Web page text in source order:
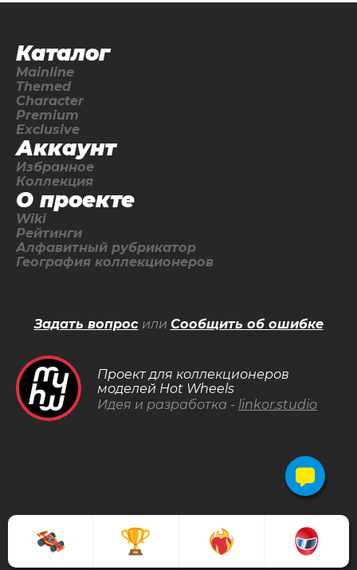
Каталог
Mainline
Themed
Character
Premium
Exclusive
Аккаунт
Избранное
Коллекция
О проекте
Wiki
Рейтинги
Алфавитный рубрикатор
География коллекционеров
Проект для коллекционеров
моделей Hot Wheels
Идея и разработка - linkor.studio
Задать вопросили Сообщить об ошибке